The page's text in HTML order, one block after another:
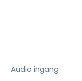
Audio ingang